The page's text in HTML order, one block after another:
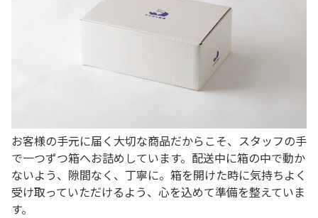
お客様の手元に届く大切な商品だからこそ、スタッフの手
で一つずつ箱へお詰めしています。配送中に箱の中で動か
ないよう、隙間なく、丁寧に。箱を開けた時に気持ちよく
受け取っていただけるよう、心を込めて準備を整えていま
す。